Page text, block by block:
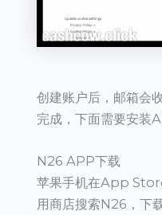
创建账户后，邮箱会
完成，下面需要安装
N26 APP下载
苹果手机在App
用商店搜索N26，下